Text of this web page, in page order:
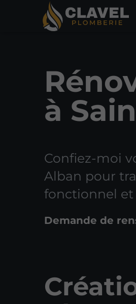
à
Confiez-moi
Alban pour
fonctionnel
Demande de